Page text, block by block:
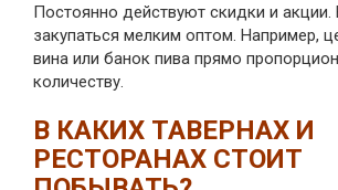
Постоянно действуют скидки и акции.
закупаться мелким оптом. Например,
вина или банок пива прямо
количеству.
В КАКИХ ТАВЕРНАХ И
РЕСТОРАНАХ СТОИТ